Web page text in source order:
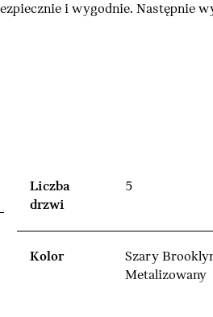
i wygodnie. Następnie
Liczba
drzwi
5
Kolor
Szary
Metalizowany